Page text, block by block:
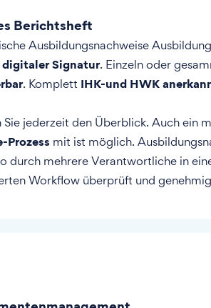
Berichtsheft
Ausbildungsnachweise
digitaler Signatur. Einzeln oder
. Komplett IHK-und HWK
Sie jederzeit den Überblick. Auch ein
Prozess mit ist möglich.
durch mehrere Verantwortliche in
Workflow überprüft und